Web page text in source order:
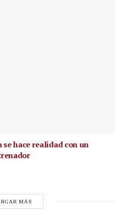
hace realidad con un
MÁS